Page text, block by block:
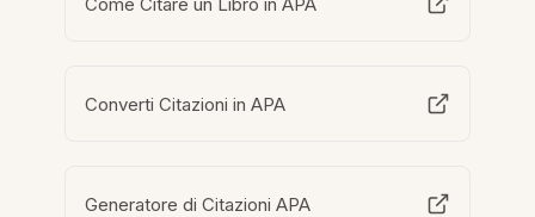
Converti Citazioni in APA
Generatore di Citazioni APA